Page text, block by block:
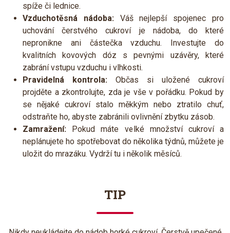
spíže či lednice.
Vzduchotěsná nádoba: Váš nejlepší spojenec pro
uchování čerstvého cukroví je nádoba, do které
nepronikne ani částečka vzduchu. Investujte do
kvalitních kovových dóz s pevnými uzávěry, které
zabrání vstupu vzduchu i vlhkosti.
Pravidelná kontrola: Občas si uložené cukroví
projděte a zkontrolujte, zda je vše v pořádku. Pokud by
se nějaké cukroví stalo měkkým nebo ztratilo chuť,
odstraňte ho, abyste zabránili ovlivnění zbytku zásob.
​Zamražení: Pokud máte velké množství cukroví a
neplánujete ho spotřebovat do několika týdnů, můžete je
uložit do mrazáku. Vydrží tu i několik měsíců.
TIP